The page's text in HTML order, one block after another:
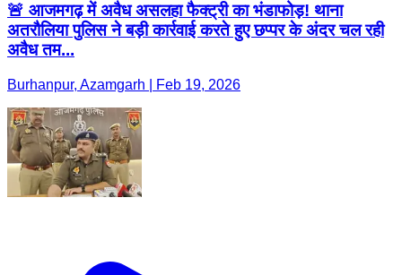
🚨 आजमगढ़ में अवैध असलहा फैक्ट्री का भंडाफोड़! थाना
अतरौलिया पुलिस ने बड़ी कार्रवाई करते हुए छप्पर के अंदर चल रही
अवैध तम...
Burhanpur, Azamgarh | Feb 19, 2026